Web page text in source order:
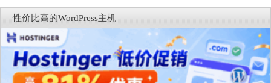
商能力
复，仅建议在测试环境体验
性价比高的WordPress主机